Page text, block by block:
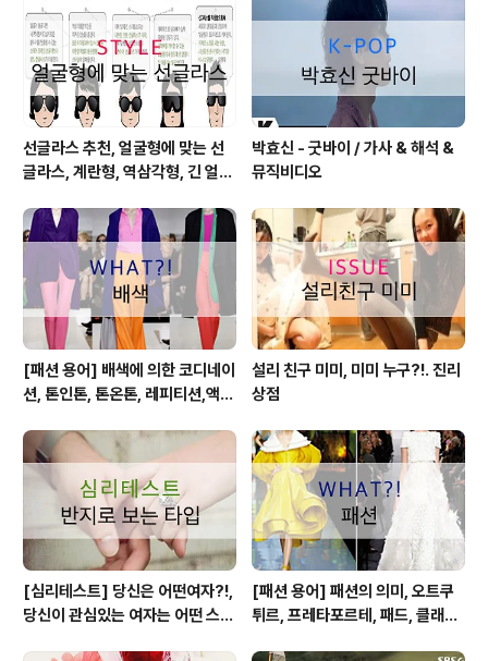
5. 고향 가시는 길 안전 운전하시고,가족들과 함께 건강하
고 풍요로운 한가위 맞이하세요. 출처: 네이버 6. 풍요로운
선글라스 추천, 얼굴형에 맞는 선
글라스, 계란형, 역삼각형, 긴 얼굴
박효신 - 굿바이 / 가사 & 해석 &
뮤직비디오
[패션 용어] 배색에 의한 코디네이
션, 톤인톤, 톤온톤, 레피티션,액센
카마이유
설리 친구 미미, 미미 누구?!. 진리
상점
[심리테스트] 당신은 어떤여자?!,
당신이 관심있는 여자는 어떤 스타
[패션 용어] 패션의 의미, 오트쿠
튀르, 프레타포르테, 패드, 클래식,